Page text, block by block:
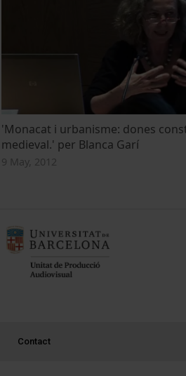
'Monacat i urbanisme: dones
medieval.' per Blanca Garí
9 May, 2012
PEU 3
Contact